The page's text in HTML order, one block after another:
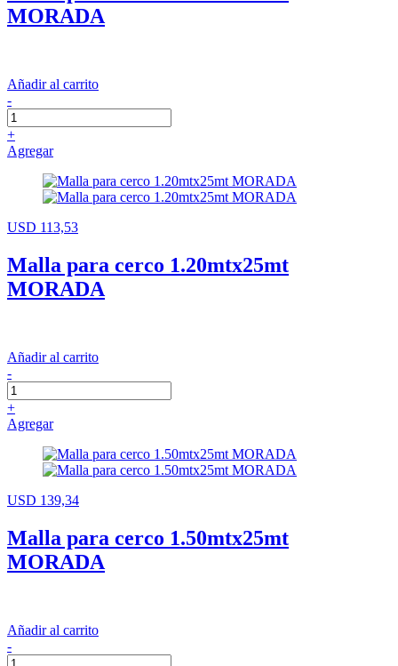
MORADA
Añadir al carrito
-
+
Agregar
USD 113,53
Malla para cerco 1.20mtx25mt
MORADA
Añadir al carrito
-
+
Agregar
USD 139,34
Malla para cerco 1.50mtx25mt
MORADA
Añadir al carrito
-